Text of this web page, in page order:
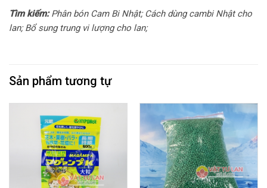
Tìm kiếm:Phân bón Cam Bi Nhật; Cách dùng cambi Nhật cho
lan; Bổ sung trung vi lượng cho lan;
Sản phẩm tương tự